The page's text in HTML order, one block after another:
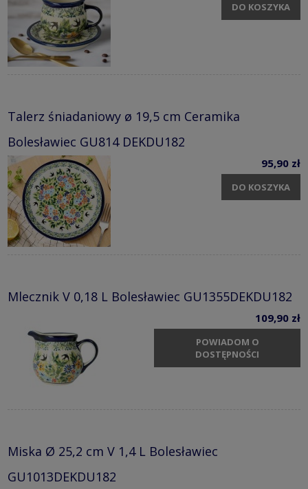
DO KOSZYKA
Talerz śniadaniowy ø 19,5 cm Ceramika
Bolesławiec GU814 DEKDU182
95,90 zł
DO KOSZYKA
Mlecznik V 0,18 L Bolesławiec GU1355DEKDU182
109,90 zł
POWIADOM O
DOSTĘPNOŚCI
Miska Ø 25,2 cm V 1,4 L Bolesławiec
GU1013DEKDU182